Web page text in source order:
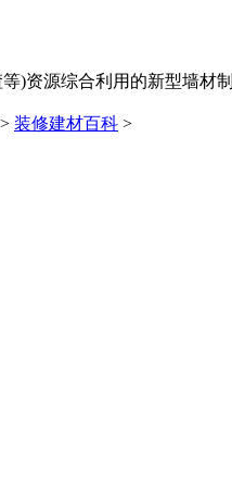
)资源综合利用的新型墙材
> 装修建材百科 >